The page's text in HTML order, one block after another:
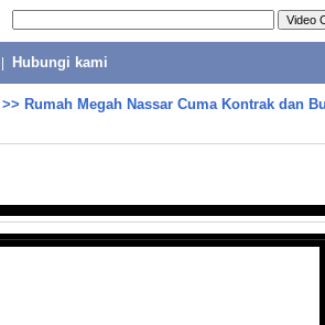
Hubungi kami
>> Rumah Megah Nassar Cuma Kontrak dan